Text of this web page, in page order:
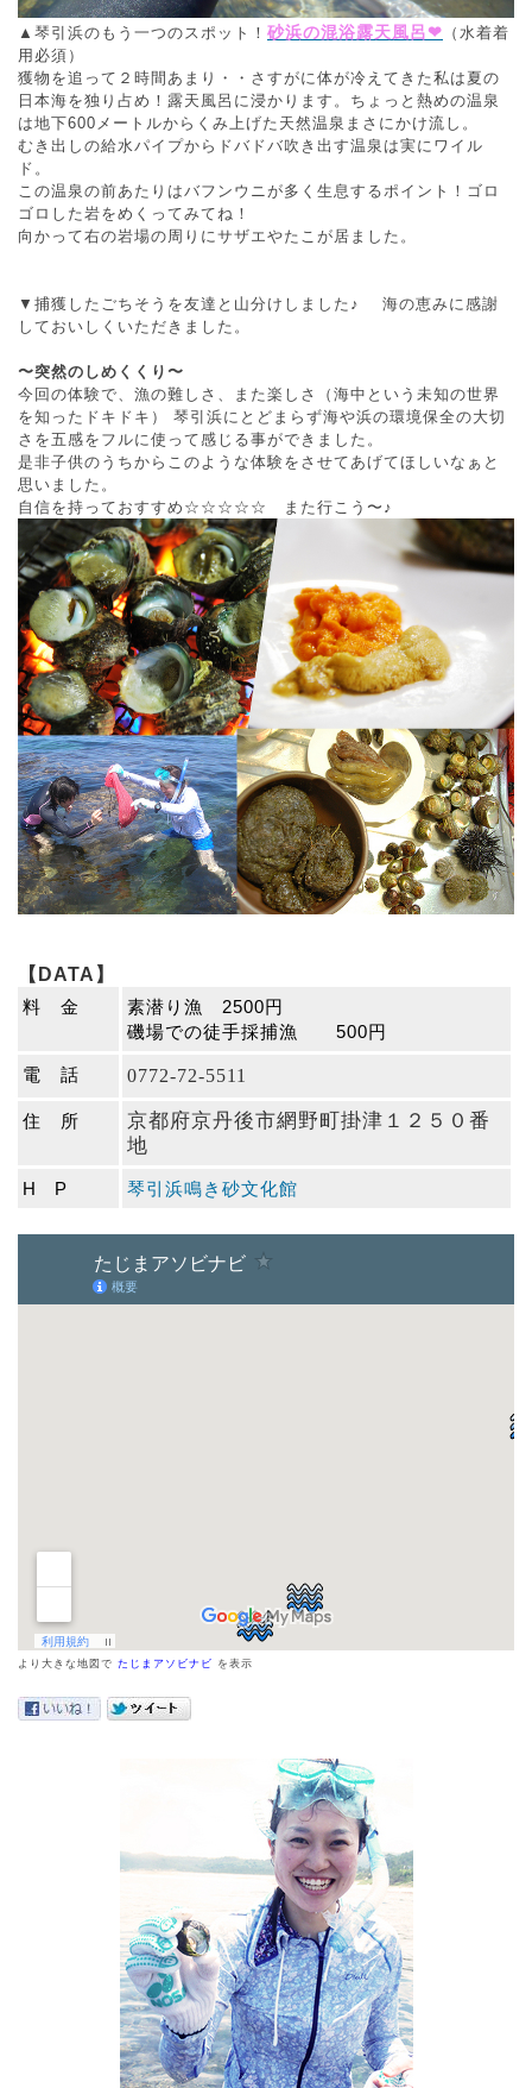
▲琴引浜のもう一つのスポット！ 砂浜の混浴露天風呂❤ （水着着
用必須）
獲物を追って２時間あまり・・さすがに体が冷えてきた私は夏の
日本海を独り占め！露天風呂に浸かります。ちょっと熱めの温泉
は地下600メートルからくみ上げた天然温泉まさにかけ流し。
むき出しの給水パイプからドバドバ吹き出す温泉は実にワイル
ド。
この温泉の前あたりはバフンウニが多く生息するポイント！ゴロ
ゴロした岩をめくってみてね！
向かって右の岩場の周りにサザエやたこが居ました。
▼捕獲したごちそうを友達と山分けしました♪ 海の恵みに感謝
しておいしくいただきました。
〜突然のしめくくり〜
今回の体験で、漁の難しさ、また楽しさ（海中という未知の世界
を知ったドキドキ） 琴引浜にとどまらず海や浜の環境保全の大切
さを五感をフルに使って感じる事ができました。
是非子供のうちからこのような体験をさせてあげてほしいなぁと
思いました。
自信を持っておすすめ☆☆☆☆☆ また行こう〜♪
【DATA】
料 金
素潜り漁 2500円
磯場での徒手採捕漁 500円
電 話 0772-72-5511
住 所
京都府京丹後市網野町掛津１２５０番
地
H P 琴引浜鳴き砂文化館
より大きな地図で たじまアソビナビ を表示